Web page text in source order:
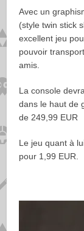
Avec un
(style twin stick
excellent jeu
pouvoir
amis.
La console
dans le haut de
de 249,99 EUR
Le jeu quant à
pour 1,99 EUR.